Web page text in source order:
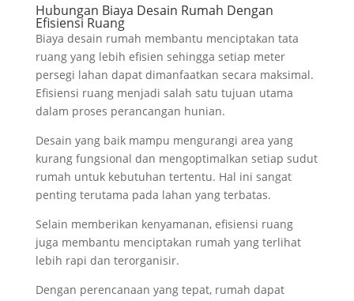
Hubungan Biaya Desain Rumah Dengan
Efisiensi Ruang
Biaya desain rumah membantu menciptakan tata
ruang yang lebih efisien sehingga setiap meter
persegi lahan dapat dimanfaatkan secara maksimal.
Efisiensi ruang menjadi salah satu tujuan utama
dalam proses perancangan hunian.
Desain yang baik mampu mengurangi area yang
kurang fungsional dan mengoptimalkan setiap sudut
rumah untuk kebutuhan tertentu. Hal ini sangat
penting terutama pada lahan yang terbatas.
Selain memberikan kenyamanan, efisiensi ruang
juga membantu menciptakan rumah yang terlihat
lebih rapi dan terorganisir.
Dengan perencanaan yang tepat, rumah dapat